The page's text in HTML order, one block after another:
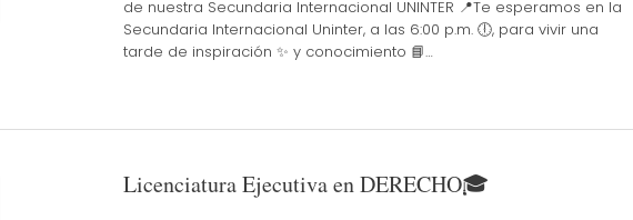
de nuestra Secundaria Internacional UNINTER 📍Te esperamos en la
Secundaria Internacional Uninter, a las 6:00 p.m. 🕕, para vivir una
tarde de inspiración ✨ y conocimiento 📘…
Licenciatura Ejecutiva en DERECHO🎓